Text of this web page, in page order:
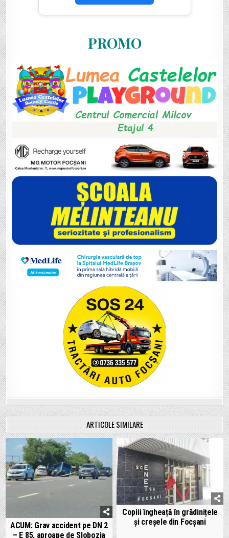
PROMO
ARTICOLE SIMILARE
ACUM: Grav accident pe DN 2
– E 85, aproape de Slobozia
Copiii îngheață în grădinițele
și creșele din Focșani